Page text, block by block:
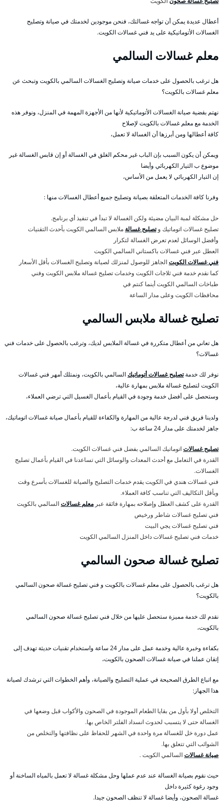
أعطال عديدة يمكن أن تواجه غسالتك، فنحن موجودين لخدمتك في صيانة وتصليح
الغسالات الأتوماتيكية على يد فني غسالات الكويت.
معلم غسالات السالمي
هل ترغب بالحصول على خدمات صيانة وتصليح الغسالات السالمي بالكويت وتبحث عن
معلم غسالات بالكويت؟
نهتم بقضية صيانة الغسالات الأتوماتيكية لأنها من الأجهزة المهمة في المنزل، ونوفر هذه
الخدمة مع معلم غسالات بالكويت لإصلاح
كافة أعطالها ومن أبرزها أن الغسالة لا تعمل،
ويمكن أن يكون السبب بإن الباب غير محكم الغلق في الغسالة أو إن قابس الغسالة غير
موضوع ب التيار الكهربائي وأيضا
إن التيار الكهربائي لا يعمل من الأساس،
وفرنا كافة الخدمات المتعلقة بصيانة وتصليح جميع أعطال الغسالات منها :
حل مشكلة لمبة البيان مضيئة ولكن الغسالة لا تبدأ في تنفيذ أي برنامج.
تصليح غسالات اتوماتيك وتصليح غسالة ملابس السالمي الكويت بأحدث التقنيات
وأفضل الوسائل لعدم تعرض الغسالة لتكرار
العطل عبر فني غسالات باكستاني السالمي الكويت
فني غسالات الكويتالجاهز للوصول لمنزلك لصيانة وتصليح الغسالات بأقل الأسعار
كما نقدم خدمة فني ثلاجات الكويت وخدمات تصليح غسالة ملابس الكويت وفني
طباخات السالمي الكويت أينما كنتم في
محافظات الكويت وعلى مدار الساعة
تصليح غسالة ملابس السالمي
هل تعاني من أعطال متكررة في غسالة الملابس لديك، وترغب بالحصول على خدمات فني
غسالات؟
نوفر لك خدمةتصليح غسالات أتوماتيك السالمي بالكويت، ونمتلك أمهر فني غسالات
الكويت لتصليح غسالة ملابس بمهارة عالية،
وستحصل على أفضل خدمة وجودة في القيام بأعمال الغسيل التي ترضي العملاء،
ولدينا فريق فني لدرجة عالية من المهارة والكفاءة للقيام بأعمال صيانة غسالات اتوماتيك،
جاهز لخدمتك على مدار 24 ساعة ب:
تصليح غسالاتاتوماتيك السالمي بفضل فني غسالات الكويت.
القدرة في التعامل مع أحدث المعدات والوسائل التي تساعدنا في القيام بأعمال تصليح
الغسالات.
فني غسالات هندي في الكويت يقدم خدمات التصليح والصيانة للغسالات بأسرع وقت
وبأقل التكاليف التي تناسب كافة العملاء.
القدرة على كشف العطل وإصلاحه بمهارة فائقة عبر معلم غسالاتالسالمي بالكويت
فني تصليح غسالات شاطر ورخيص
فني تصليح غسالات يجي البيت
خدمات فني تصليح غسالات داخل المنزل السالمي الكويت
تصليح غسالة صحون السالمي
هل ترغب بالحصول على معلم غسالات بالكويت و فني تصليح غسالة صحون السالمي
بالكويت؟
نقدم لك خدمة مميزة ستحصل عليها من خلال فني تصليح غسالة صحون السالمي
بالكويت،
بكفاءة وخبرة عالية وخدمة عمل على مدار 24 ساعة واستخدام تقنيات حديثة تهدف إلى
إتقان عملنا في صيانة غسالات الصحون بالكويت،
مع اتباع الطرق الصحيحة في عملية التصليح والصيانة، وأهم الخطوات التي ترشدك لصيانة
هذا الجهاز:
التخلص أولا بأول من بقايا الطعام الموجودة في الصحون والأكواب قبل وضعها في
الغسالة حتى لا يتسبب لحدوث انسداد الفلتر الخاص بها.
عمل دورة خل للغسالة مرة واحدة في الشهر للحفاظ على نظافتها والتخلص من
الشوائب التي تتعلق بها.
صيانة غسالاتالسالمي الكويت .
حيث نقوم بصيانة الغسالة عند عدم عملها وحل مشكلة غسالة لا تعمل بالمياه الساخنة أو
وجود رغوة كثيرة داخل
غسالة الصحون، وأيضا غسالة لا تنظف الصحون جيدا.